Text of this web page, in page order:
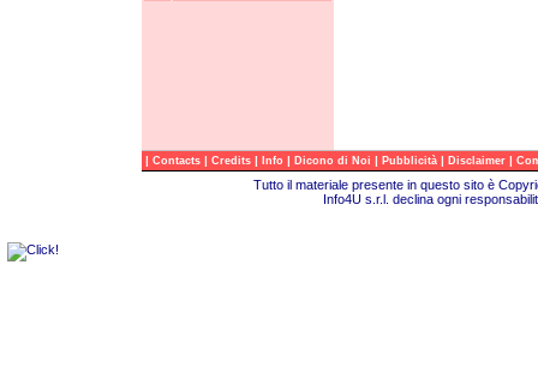
| Contacts | Credits | Info | Dicono di Noi | Pubblicità | Disclaimer |
Tutto il materiale presente in questo sito è
Info4U s.r.l. declina ogni